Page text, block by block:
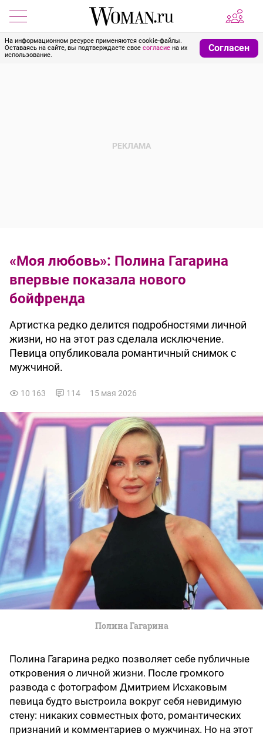
На информационном ресурсе применяются cookie-файлы.
Оставаясь на сайте, вы подтверждаете свое согласие на их
использование.
Согласен
«Моя любовь»: Полина Гагарина
впервые показала нового
бойфренда
Артистка редко делится подробностями личной
жизни, но на этот раз сделала исключение.
Певица опубликовала романтичный снимок с
мужчиной.
10 163 114 15 мая 2026
Полина Гагарина
Полина Гагарина редко позволяет себе публичные
откровения о личной жизни. После громкого
развода с фотографом Дмитрием Исхаковым
певица будто выстроила вокруг себя невидимую
стену: никаких совместных фото, романтических
признаний и комментариев о мужчинах. Но на этот